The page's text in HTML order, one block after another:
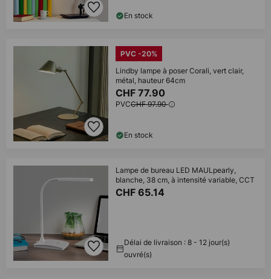
En stock
PVC -20%
Lindby lampe à poser Corali, vert clair,
métal, hauteur 64cm
CHF 77.90
PVCCHF 97.90
En stock
Lampe de bureau LED MAULpearly,
blanche, 38 cm, à intensité variable, CCT
CHF 65.14
Délai de livraison : 8 - 12 jour(s)
ouvré(s)